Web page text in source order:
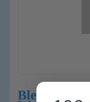
Bleib auf